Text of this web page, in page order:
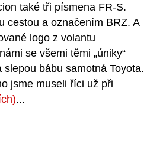
také tři písmena FR-S.
cestou a označením BRZ. A
logo z volantu
se všemi těmi „úniky“
bábu samotná Toyota.
jsme museli říci už při
...